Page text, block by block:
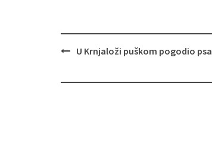
Navigacija
U Krnjaloži puškom pogodio psa